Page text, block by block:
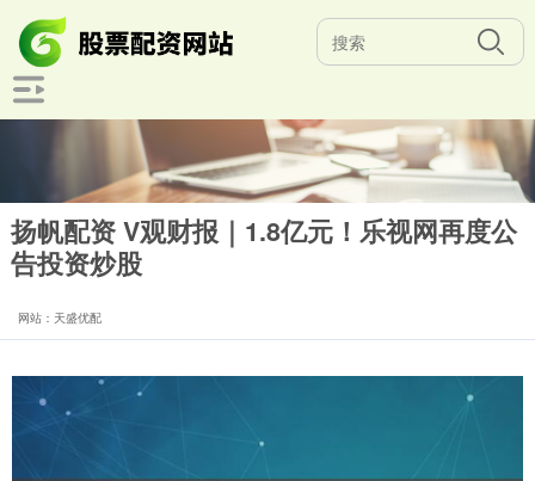
扬帆配资 V观财报｜1.8亿元！乐视网再度公
告投资炒股
网站：天盛优配